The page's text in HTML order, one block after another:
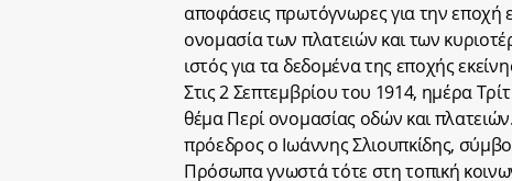
αποφάσεις πρωτόγνωρες για την εποχή
ονομασία των πλατειών και των
ιστός για τα δεδομένα της εποχής
Στις 2 Σεπτεμβρίου του 1914, ημέρα
θέμα Περί ονομασίας οδών και
πρόεδρος ο Ιωάννης Σλιουπκίδης,
Πρόσωπα γνωστά τότε στη τοπική